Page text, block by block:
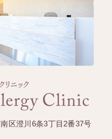
区澄川6条3丁目2番37号